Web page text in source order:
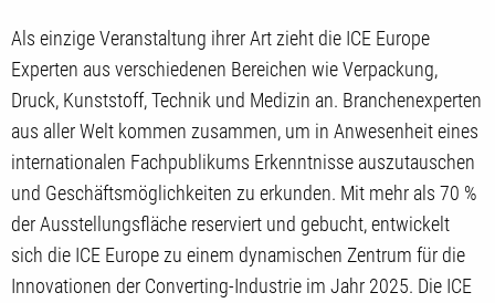
Als einzige Veranstaltung ihrer Art zieht die ICE Europe
Experten aus verschiedenen Bereichen wie Verpackung,
Druck, Kunststoff, Technik und Medizin an. Branchenexperten
aus aller Welt kommen zusammen, um in Anwesenheit eines
internationalen Fachpublikums Erkenntnisse auszutauschen
und Geschäftsmöglichkeiten zu erkunden. Mit mehr als 70 %
der Ausstellungsfläche reserviert und gebucht, entwickelt
sich die ICE Europe zu einem dynamischen Zentrum für die
Innovationen der Converting-Industrie im Jahr 2025. Die ICE